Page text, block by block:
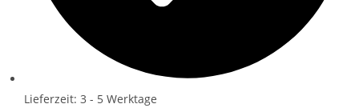
Lieferzeit: 3 - 5 Werktage